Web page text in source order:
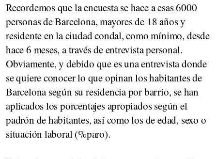
Recordemos que la encuesta se hace a esas 6000
personas de Barcelona, mayores de 18 años y
residente en la ciudad condal, como mínimo, desde
hace 6 meses, a través de entrevista personal.
Obviamente, y debido que es una entrevista donde
se quiere conocer lo que opinan los habitantes de
Barcelona según su residencia por barrio, se han
aplicados los porcentajes apropiados según el
padrón de habitantes, así como los de edad, sexo o
situación laboral (%paro).